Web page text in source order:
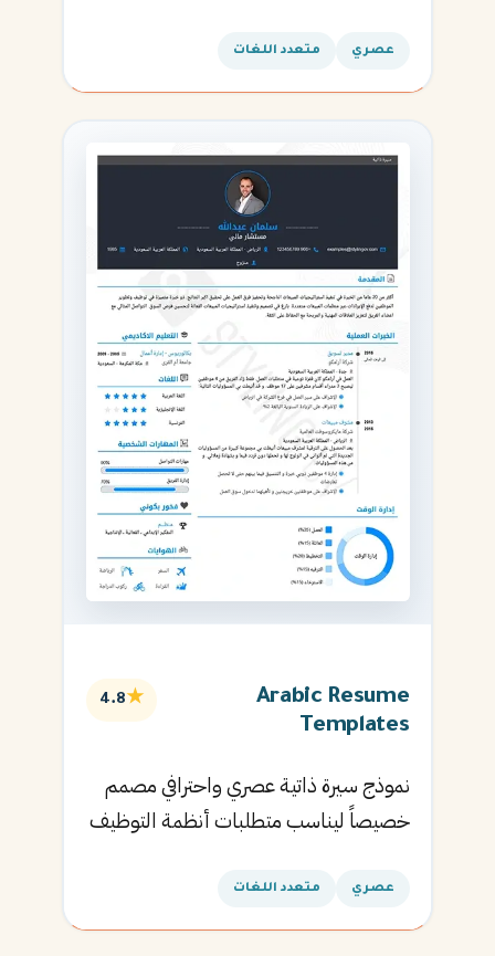
عصري متعدد اللغات
Arabic Resume
Templates
★
4.8
نموذج سيرة ذاتية عصري واحترافي مصمم
خصيصاً ليناسب متطلبات أنظمة التوظيف
القادمة.
عصري متعدد اللغات